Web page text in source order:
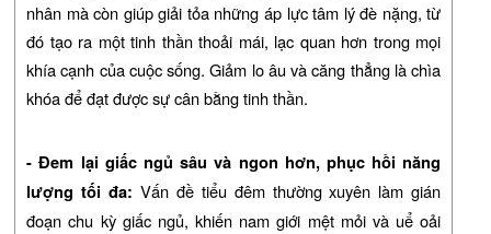
nhân mà còn giúp giải tỏa những áp lực tâm lý đè nặng, từ
đó tạo ra một tinh thần thoải mái, lạc quan hơn trong mọi
khía cạnh của cuộc sống. Giảm lo âu và căng thẳng là chìa
khóa để đạt được sự cân bằng tinh thần.
- Đem lại giấc ngủ sâu và ngon hơn, phục hồi năng
lượng tối đa: Vấn đề tiểu đêm thường xuyên làm gián
đoạn chu kỳ giấc ngủ, khiến nam giới mệt mỏi và uể oải